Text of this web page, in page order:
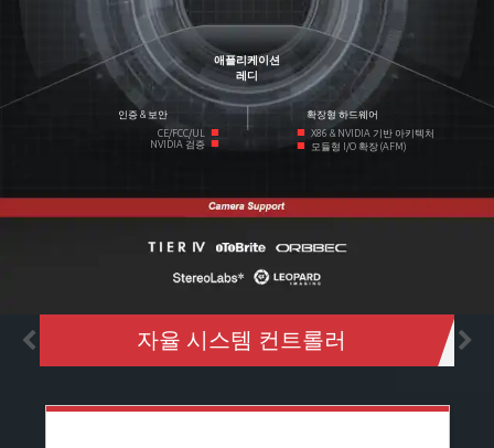
CE/FCC/UL ■
NVIDIA 검증 ■
인증 & 보안
애플리케이션
레디
확장형 하드웨어
■ X86 & NVIDIA 기반 아키텍처
■ 모듈형 I/O 확장 (AFM)
자율 시스템 컨트롤러